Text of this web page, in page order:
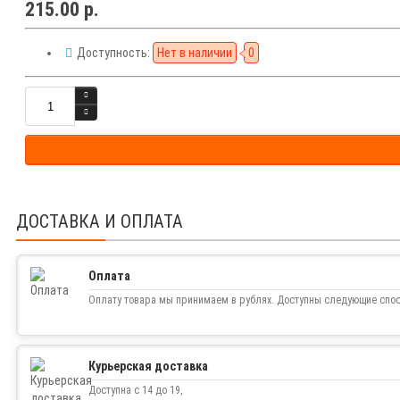
215.00 р.
Доступность: Нет в наличии 0
ДОСТАВКА И ОПЛАТА
Оплата
Оплату товара мы принимаем в рублях. Доступны следующие
Курьерская доставка
Доступна с 14 до 19,